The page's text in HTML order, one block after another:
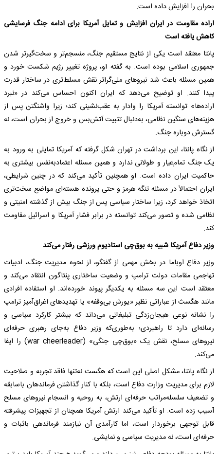
بحران را افزایش داده است.
اراده مقاومت در ایران افزایش و تمایل آمریکا برای ادامه جنگ فرسایشی
کاهش یافته است
پانتا معتقد است یکی از نتایج مستقیم جنگ، منسجم‌تر و سخت‌گیرتر شدن
جمهوری اسلامی بوده است. به گفته او، پروژه تغییر رژیم شکست خورد و
همین مسئله باعث شد نیروهای ملی‌گراتر نقش مسلط‌تری در ساختار قدرت
پیدا کنند. او توضیح می‌دهد که ایران اکنون احساس می‌کند در «نبرد
اراده‌ها» توانسته آمریکا را وادار به عقب‌نشینی کند؛ زیرا واشنگتن پس از
هزینه‌های سنگین نظامی، به‌دنبال تثبیت آتش‌بس و خروج از بحران است، نه
گسترش دوباره جنگ.
از نگاه پانتا، این برداشت در تهران شکل گرفته که آمریکا تمایلی به ورود به
یک جنگ تمام‌عیار و طولانی ندارد و همین مسئله اعتمادبه‌نفس بیشتری به
حاکمیت ایران داده است. او همچنین تأکید می‌کند که در چنین شرایطی،
ایران احتمالاً در مسئله تنگه هرمز و حتی پرونده هسته‌ای مواضع سخت‌تری
اتخاذ خواهد کرد، زیرا ساختار سیاسی پس از جنگ بیش از گذشته امنیتی و
نظامی شده و تصور می‌کند توانسته در برابر فشار آمریکا و اسرائیل مقاومت
کند.
وزیر دفاع آمریکا شبیه به بوق‌چی استادیوم ورزشی رفتار می‌کند
وزیر دفاع اوباما در بخش مهمی از گفتگو، از نحوه مدیریت جنگ، ادبیات
تهاجمی مقامات دولت ترامپ و وضعیت ساختاری پنتاگون انتقاد می‌کند و
معتقد است این سه مسئله به یکدیگر پیوند خورده‌اند. او استفاده افرادی
مانند هگسث از عباراتی نظیر «یورش بی‌وقفه» یا تهدیدهای اغراق‌آمیز ترامپ
را نشانه نوعی هیجان‌زدگی تبلیغاتی می‌داند که بیشتر کارکرد سیاسی و
رسانه‌ای دارد تا راهبردی؛ به‌طوری‌که وزیر دفاع به‌جای رهبری حرفه‌ای
نیروهای مسلح، نقش یک «بوق‌چی جنگی» (war cheerleader) را ایفا
می‌کند.
از نگاه پانتا، مشکل اصلی این است که هگست نه‌تنها فاقد تجربه و صلاحیت
لازم برای مدیریت وزارت دفاع است، بلکه با کنار گذاشتن فرماندهان باسابقه
و تضعیف سلسله‌مراتب حرفه‌ای ارتش، به روحیه و انسجام نیروهای مسلح
آسیب زده است. او تأکید می‌کند ارتش آمریکا همچنان از تجهیزات پیشرفته
قابل توجهی برخوردار است، اما کارآمدی آن نیازمند فرماندهی باثبات و
حرفه‌ای است، نه مدیریت سیاسی و نمایشی.